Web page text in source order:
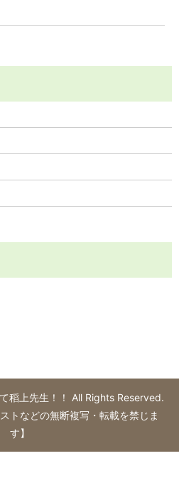
稻上先生！！ All Rights Reserved.
トなどの無断複写・転載を禁じま
す】